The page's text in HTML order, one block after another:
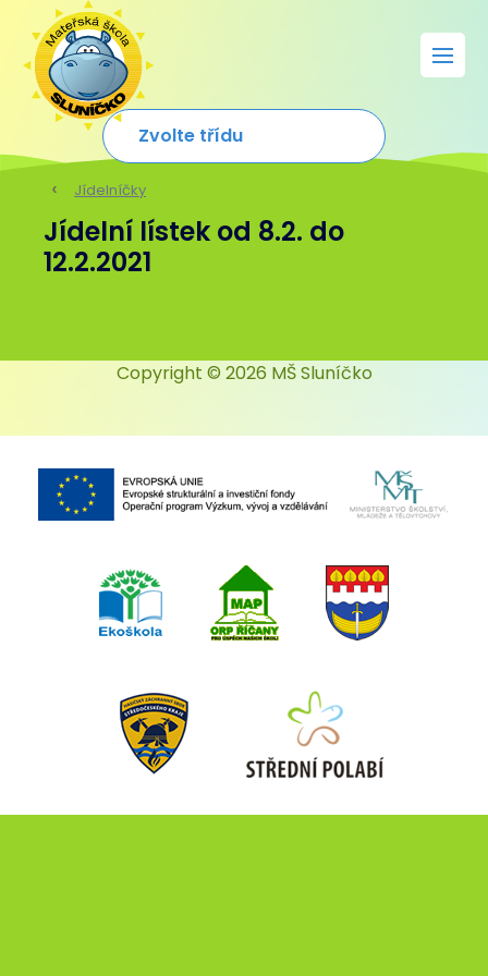
Jídelníčky
Jídelní lístek od 8.2. do
12.2.2021
Copyright © 2026 MŠ Sluníčko